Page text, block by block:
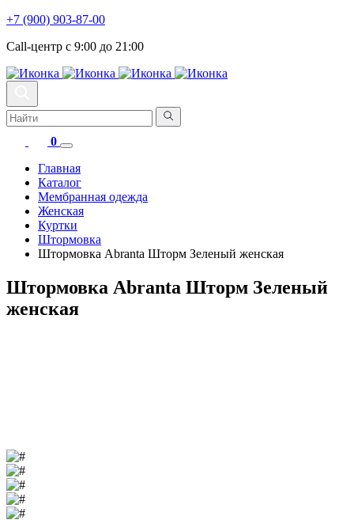
+7 (900) 903-87-00
Call-центр с 9:00 до 21:00
0
Главная
Каталог
Мембранная одежда
Женская
Куртки
Штормовка
Штормовка Abranta Шторм Зеленый женская
Штормовка Abranta Шторм Зеленый
женская